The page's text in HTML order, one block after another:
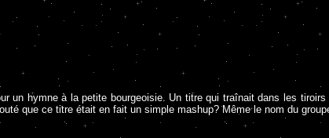
un hymne à la petite bourgeoisie. Un titre qui traînait dans les
que ce titre était en fait un simple mashup? Même le nom du